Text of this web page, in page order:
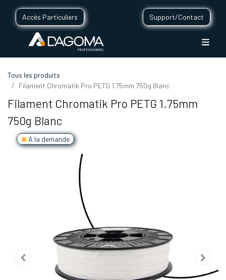
Accès Particuliers Support/Contact
Tous les produits
Filament Chromatik Pro PETG 1.75mm 750g Blanc
Filament Chromatik Pro PETG 1.75mm
750g Blanc
A la demande